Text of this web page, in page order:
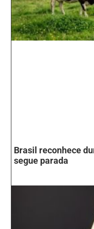
Brasil reconhece
segue parada